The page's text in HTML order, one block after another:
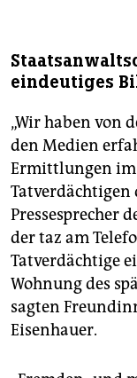
eindeutiges
„Wir haben von
den Medien
Ermittlungen im
Tatverdächtigen
Pressesprecher
der taz am
Tatverdächtige
Wohnung des
sagten
Eisenhauer.